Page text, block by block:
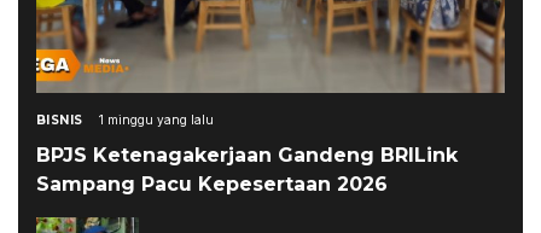
BISNIS 1 minggu yang lalu
BPJS Ketenagakerjaan Gandeng BRILink
Sampang Pacu Kepesertaan 2026